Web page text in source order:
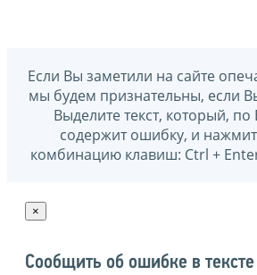
Если Вы заметили на сайте
мы будем признательны, если
Выделите текст, который,
содержит ошибку, и
комбинацию клавиш: Ctrl +
×
Сообщить об ошибке в тексте